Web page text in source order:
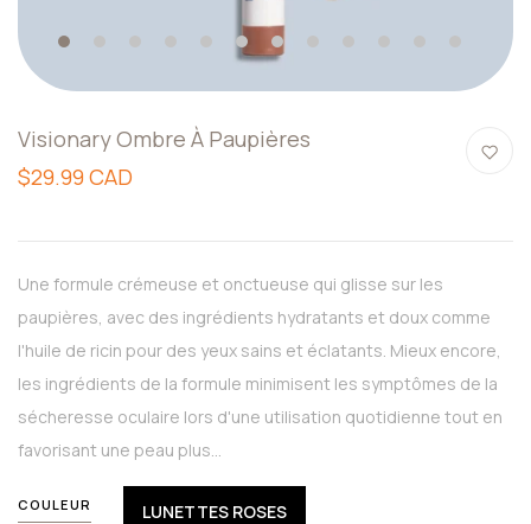
1 2 3 4 5 6 7 8 9 10 11 12
Visionary Ombre À Paupières
$29.99 CAD
Une formule crémeuse et onctueuse qui glisse sur les
paupières, avec des ingrédients hydratants et doux comme
l'huile de ricin pour des yeux sains et éclatants. Mieux encore,
les ingrédients de la formule minimisent les symptômes de la
sécheresse oculaire lors d'une utilisation quotidienne tout en
favorisant une peau plus...
COULEUR LUNETTES ROSES